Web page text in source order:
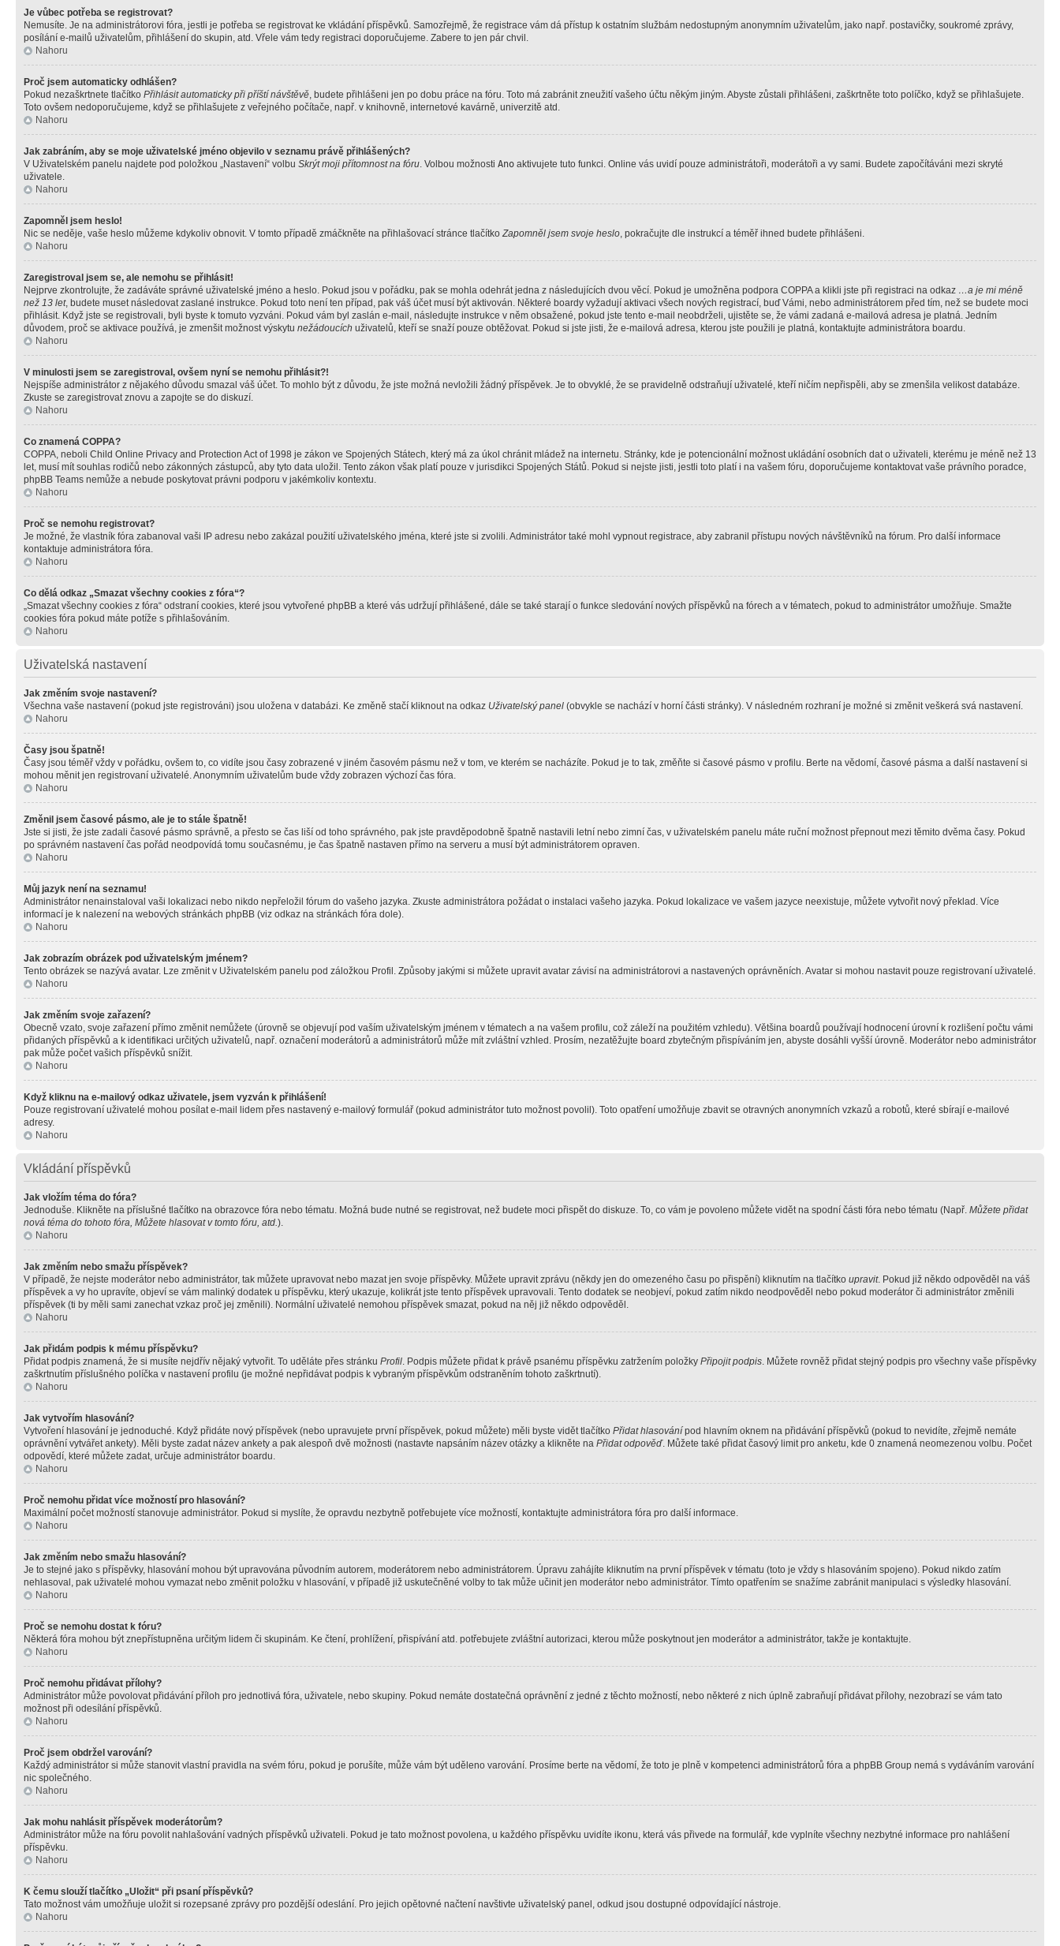
Je vůbec potřeba se registrovat?
Nemusíte. Je na administrátorovi fóra, jestli je potřeba se registrovat ke vkládání příspěvků. Samozřejmě, že registrace vám dá přístup k ostatním službám nedostupným anonymním uživatelům, jako např. postavičky, soukromé zprávy,
posílání e-mailů uživatelům, přihlášení do skupin, atd. Vřele vám tedy registraci doporučujeme. Zabere to jen pár chvil.
Nahoru
Proč jsem automaticky odhlášen?
Pokud nezaškrtnete tlačítko Přihlásit automaticky při příští návštěvě, budete přihlášeni jen po dobu práce na fóru. Toto má zabránit zneužití vašeho účtu někým jiným. Abyste zůstali přihlášeni, zaškrtněte toto políčko, když se přihlašujete.
Toto ovšem nedoporučujeme, když se přihlašujete z veřejného počítače, např. v knihovně, internetové kavárně, univerzitě atd.
Nahoru
Jak zabráním, aby se moje uživatelské jméno objevilo v seznamu právě přihlášených?
V Uživatelském panelu najdete pod položkou „Nastavení“ volbu Skrýt moji přítomnost na fóru. Volbou možnosti Ano aktivujete tuto funkci. Online vás uvidí pouze administrátoři, moderátoři a vy sami. Budete započítáváni mezi skryté
uživatele.
Nahoru
Zapomněl jsem heslo!
Nic se neděje, vaše heslo můžeme kdykoliv obnovit. V tomto případě zmáčkněte na přihlašovací stránce tlačítkoZapomněl jsem svoje heslo, pokračujte dle instrukcí a téměř ihned budete přihlášeni.
Nahoru
Zaregistroval jsem se, ale nemohu se přihlásit!
Nejprve zkontrolujte, že zadáváte správné uživatelské jméno a heslo. Pokud jsou v pořádku, pak se mohla odehrát jedna z následujících dvou věcí. Pokud je umožněna podpora COPPA a klikli jste při registraci na odkaz …a je mi méně
než 13 let, budete muset následovat zaslané instrukce. Pokud toto není ten případ, pak váš účet musí být aktivován. Některé boardy vyžadují aktivaci všech nových registrací, buď Vámi, nebo administrátorem před tím, než se budete moci
přihlásit. Když jste se registrovali, byli byste k tomuto vyzváni. Pokud vám byl zaslán e-mail, následujte instrukce v něm obsažené, pokud jste tento e-mail neobdrželi, ujistěte se, že vámi zadaná e-mailová adresa je platná. Jedním
důvodem, proč se aktivace používá, je zmenšit možnost výskytu nežádoucích uživatelů, kteří se snaží pouze obtěžovat. Pokud si jste jisti, že e-mailová adresa, kterou jste použili je platná, kontaktujte administrátora boardu.
Nahoru
V minulosti jsem se zaregistroval, ovšem nyní se nemohu přihlásit?!
Nejspíše administrátor z nějakého důvodu smazal váš účet. To mohlo být z důvodu, že jste možná nevložili žádný příspěvek. Je to obvyklé, že se pravidelně odstraňují uživatelé, kteří ničím nepřispěli, aby se zmenšila velikost databáze.
Zkuste se zaregistrovat znovu a zapojte se do diskuzí.
Nahoru
Co znamená COPPA?
COPPA, neboli Child Online Privacy and Protection Act of 1998 je zákon ve Spojených Státech, který má za úkol chránit mládež na internetu. Stránky, kde je potencionální možnost ukládání osobních dat o uživateli, kterému je méně než 13
let, musí mít souhlas rodičů nebo zákonných zástupců, aby tyto data uložil. Tento zákon však platí pouze v jurisdikci Spojených Států. Pokud si nejste jisti, jestli toto platí i na vašem fóru, doporučujeme kontaktovat vaše právního poradce,
phpBB Teams nemůže a nebude poskytovat právni podporu v jakémkoliv kontextu.
Nahoru
Proč se nemohu registrovat?
Je možné, že vlastník fóra zabanoval vaši IP adresu nebo zakázal použití uživatelského jména, které jste si zvolili. Administrátor také mohl vypnout registrace, aby zabranil přístupu nových návštěvníků na fórum. Pro další informace
kontaktuje administrátora fóra.
Nahoru
Co dělá odkaz „Smazat všechny cookies z fóra“?
„Smazat všechny cookies z fóra“ odstraní cookies, které jsou vytvořené phpBB a které vás udržují přihlášené, dále se také starají o funkce sledování nových příspěvků na fórech a v tématech, pokud to administrátor umožňuje. Smažte
cookies fóra pokud máte potíže s přihlašováním.
Nahoru
Uživatelská nastavení
Jak změním svoje nastavení?
Všechna vaše nastavení (pokud jste registrováni) jsou uložena v databázi. Ke změně stačí kliknout na odkaz Uživatelský panel (obvykle se nachází v horní části stránky). V následném rozhraní je možné si změnit veškerá svá nastavení.
Nahoru
Časy jsou špatně!
Časy jsou téměř vždy v pořádku, ovšem to, co vidíte jsou časy zobrazené v jiném časovém pásmu než v tom, ve kterém se nacházíte. Pokud je to tak, změňte si časové pásmo v profilu. Berte na vědomí, časové pásma a další nastavení si
mohou měnit jen registrovaní uživatelé. Anonymním uživatelům bude vždy zobrazen výchozí čas fóra.
Nahoru
Změnil jsem časové pásmo, ale je to stále špatně!
Jste si jisti, že jste zadali časové pásmo správně, a přesto se čas liší od toho správného, pak jste pravděpodobně špatně nastavili letní nebo zimní čas, v uživatelském panelu máte ruční možnost přepnout mezi těmito dvěma časy. Pokud
po správném nastavení čas pořád neodpovídá tomu současnému, je čas špatně nastaven přímo na serveru a musí být administrátorem opraven.
Nahoru
Můj jazyk není na seznamu!
Administrátor nenainstaloval vaši lokalizaci nebo nikdo nepřeložil fórum do vašeho jazyka. Zkuste administrátora požádat o instalaci vašeho jazyka. Pokud lokalizace ve vašem jazyce neexistuje, můžete vytvořit nový překlad. Více
informací je k nalezení na webových stránkách phpBB (viz odkaz na stránkách fóra dole).
Nahoru
Jak zobrazím obrázek pod uživatelským jménem?
Tento obrázek se nazývá avatar. Lze změnit v Uživatelském panelu pod záložkou Profil. Způsoby jakými si můžete upravit avatar závisí na administrátorovi a nastavených oprávněních. Avatar si mohou nastavit pouze registrovaní uživatelé.
Nahoru
Jak změním svoje zařazení?
Obecně vzato, svoje zařazení přímo změnit nemůžete (úrovně se objevují pod vaším uživatelským jménem v tématech a na vašem profilu, což záleží na použitém vzhledu). Většina boardů používají hodnocení úrovní k rozlišení počtu vámi
přidaných příspěvků a k identifikaci určitých uživatelů, např. označení moderátorů a administrátorů může mít zvláštní vzhled. Prosím, nezatěžujte board zbytečným přispíváním jen, abyste dosáhli vyšší úrovně. Moderátor nebo administrátor
pak může počet vašich příspěvků snížit.
Nahoru
Když kliknu na e-mailový odkaz uživatele, jsem vyzván k přihlášení!
Pouze registrovaní uživatelé mohou posílat e-mail lidem přes nastavený e-mailový formulář (pokud administrátor tuto možnost povolil). Toto opatření umožňuje zbavit se otravných anonymních vzkazů a robotů, které sbírají e-mailové
adresy.
Nahoru
Vkládání příspěvků
Jak vložím téma do fóra?
Jednoduše. Klikněte na příslušné tlačítko na obrazovce fóra nebo tématu. Možná bude nutné se registrovat, než budete moci přispět do diskuze. To, co vám je povoleno můžete vidět na spodní části fóra nebo tématu (Např. Můžete přidat
nová téma do tohoto fóra, Můžete hlasovat v tomto fóru, atd.).
Nahoru
Jak změním nebo smažu příspěvek?
V případě, že nejste moderátor nebo administrátor, tak můžete upravovat nebo mazat jen svoje příspěvky. Můžete upravit zprávu (někdy jen do omezeného času po přispění) kliknutím na tlačítko upravit. Pokud již někdo odpověděl na váš
příspěvek a vy ho upravíte, objeví se vám malinký dodatek u příspěvku, který ukazuje, kolikrát jste tento příspěvek upravovali. Tento dodatek se neobjeví, pokud zatím nikdo neodpověděl nebo pokud moderátor či administrátor změnili
příspěvek (ti by měli sami zanechat vzkaz proč jej změnili). Normální uživatelé nemohou příspěvek smazat, pokud na něj již někdo odpověděl.
Nahoru
Jak přidám podpis k mému příspěvku?
Přidat podpis znamená, že si musíte nejdřív nějaký vytvořit. To uděláte přes stránku Profil. Podpis můžete přidat k právě psanému příspěvku zatržením položky Připojit podpis. Můžete rovněž přidat stejný podpis pro všechny vaše příspěvky
zaškrtnutím příslušného políčka v nastavení profilu (je možné nepřidávat podpis k vybraným příspěvkům odstraněním tohoto zaškrtnutí).
Nahoru
Jak vytvořím hlasování?
Vytvoření hlasování je jednoduché. Když přidáte nový příspěvek (nebo upravujete první příspěvek, pokud můžete) měli byste vidět tlačítko Přidat hlasování pod hlavním oknem na přidávání příspěvků (pokud to nevidíte, zřejmě nemáte
oprávnění vytvářet ankety). Měli byste zadat název ankety a pak alespoň dvě možnosti (nastavte napsáním název otázky a klikněte na Přidat odpověď. Můžete také přidat časový limit pro anketu, kde 0 znamená neomezenou volbu. Počet
odpovědí, které můžete zadat, určuje administrátor boardu.
Nahoru
Proč nemohu přidat více možností pro hlasování?
Maximální počet možností stanovuje administrátor. Pokud si myslíte, že opravdu nezbytně potřebujete více možností, kontaktujte administrátora fóra pro další informace.
Nahoru
Jak změním nebo smažu hlasování?
Je to stejné jako s příspěvky, hlasování mohou být upravována původním autorem, moderátorem nebo administrátorem. Úpravu zahájíte kliknutím na první příspěvek v tématu (toto je vždy s hlasováním spojeno). Pokud nikdo zatím
nehlasoval, pak uživatelé mohou vymazat nebo změnit položku v hlasování, v případě již uskutečněné volby to tak může učinit jen moderátor nebo administrátor. Tímto opatřením se snažíme zabránit manipulaci s výsledky hlasování.
Nahoru
Proč se nemohu dostat k fóru?
Některá fóra mohou být znepřístupněna určitým lidem či skupinám. Ke čtení, prohlížení, přispívání atd. potřebujete zvláštní autorizaci, kterou může poskytnout jen moderátor a administrátor, takže je kontaktujte.
Nahoru
Proč nemohu přidávat přílohy?
Administrátor může povolovat přidávání příloh pro jednotlivá fóra, uživatele, nebo skupiny. Pokud nemáte dostatečná oprávnění z jedné z těchto možností, nebo některé z nich úplně zabraňují přidávat přílohy, nezobrazí se vám tato
možnost při odesílání příspěvků.
Nahoru
Proč jsem obdržel varování?
Každý administrátor si může stanovit vlastní pravidla na svém fóru, pokud je porušíte, může vám být uděleno varování. Prosíme berte na vědomí, že toto je plně v kompetenci administrátorů fóra a phpBB Group nemá s vydáváním varování
nic společného.
Nahoru
Jak mohu nahlásit příspěvek moderátorům?
Administrátor může na fóru povolit nahlašování vadných příspěvků uživateli. Pokud je tato možnost povolena, u každého příspěvku uvidíte ikonu, která vás přivede na formulář, kde vyplníte všechny nezbytné informace pro nahlášení
příspěvku.
Nahoru
K čemu slouží tlačítko „Uložit“ při psaní příspěvků?
Tato možnost vám umožňuje uložit si rozepsané zprávy pro pozdější odeslání. Pro jejich opětovné načtení navštivte uživatelský panel, odkud jsou dostupné odpovídající nástroje.
Nahoru